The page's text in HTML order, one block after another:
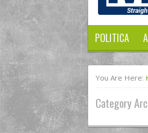
POLITICA
You Are Here:
Category